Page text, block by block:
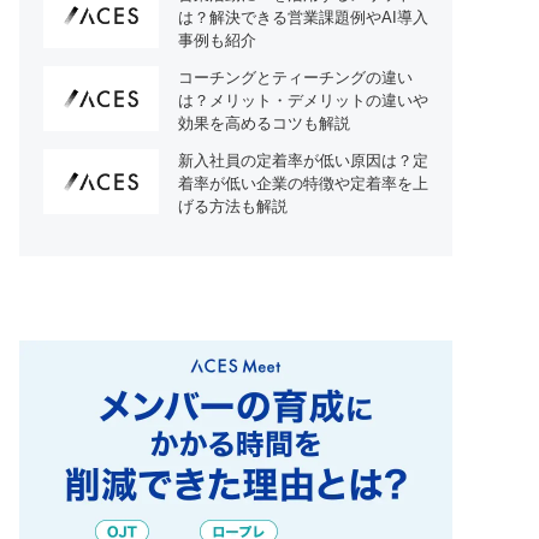
は？解決できる営業課題例やAI導入
事例も紹介
コーチングとティーチングの違い
は？メリット・デメリットの違いや
効果を高めるコツも解説
新入社員の定着率が低い原因は？定
着率が低い企業の特徴や定着率を上
げる方法も解説